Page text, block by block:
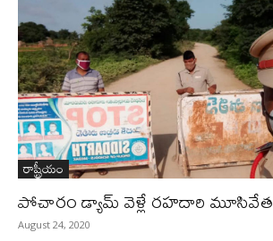
రాష్ట్రీయం
పోచారం డ్యామ్‌ వెళ్లే రహదారి మూసివేత
August 24, 2020